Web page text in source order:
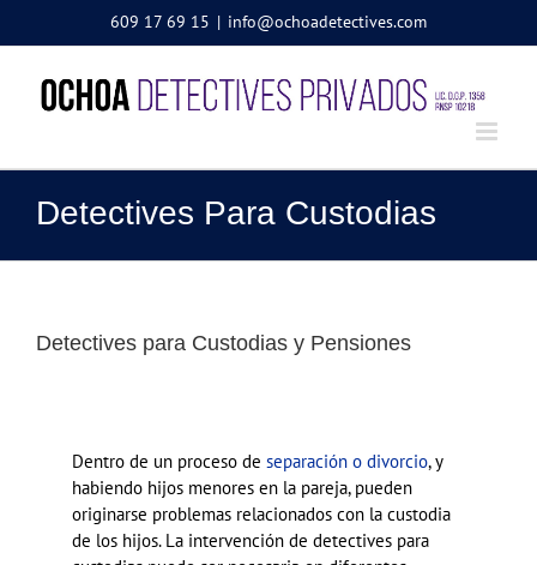
609 17 69 15 | info@ochoadetectives.com
Detectives Para Custodias
Detectives para Custodias y Pensiones
Dentro de un proceso de separación o divorcio, y
habiendo hijos menores en la pareja, pueden
originarse problemas relacionados con la custodia
de los hijos. La intervención de detectives para